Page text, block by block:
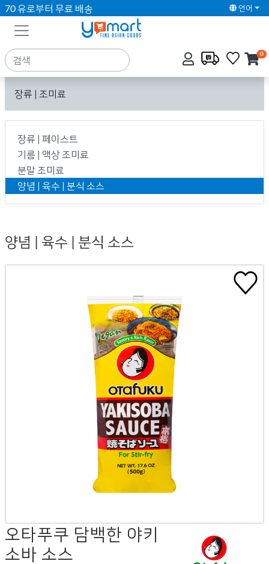
70 유로부터 무료 배송 언어
0
장류 | 조미료
장류 | 페이스트
기름 | 액상 조미료
분말 조미료
양념 | 육수 | 분식 소스
양념 | 육수 | 분식 소스
오타푸쿠 담백한 야키
소바 소스